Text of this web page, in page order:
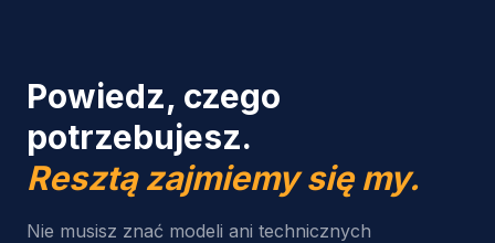
Powiedz, czego
potrzebujesz.
Resztą zajmiemy się my.
Nie musisz znać modeli ani technicznych